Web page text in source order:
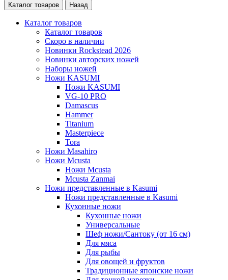
Каталог товаров Назад
Каталог товаров
Каталог товаров
Скоро в наличии
Новинки Rockstead 2026
Новинки авторских ножей
Наборы ножей
Ножи KASUMI
Ножи KASUMI
VG-10 PRO
Damascus
Hammer
Titanium
Masterpiece
Tora
Ножи Masahiro
Ножи Mcusta
Ножи Mcusta
Mcusta Zanmai
Ножи представленные в Kasumi
Ножи представленные в Kasumi
Кухонные ножи
Кухонные ножи
Универсальные
Шеф ножи/Сантоку (от 16 см)
Для мяса
Для рыбы
Для овощей и фруктов
Традиционные японские ножи